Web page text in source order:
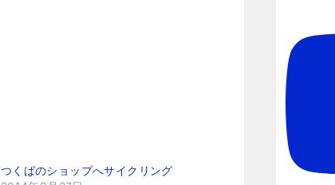
つくばのショップへサイクリング